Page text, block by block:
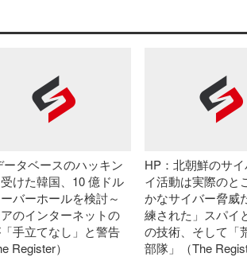
ータベースのハッキン
けた韓国、10 億ドル
バーホールを検討～
のインターネットの
手立てなし」と警告
Register）
HP：北朝鮮のサ
イ活動は実際のと
かなサイバー脅威
練された」スパイ
の技術、そして「
部隊」（The